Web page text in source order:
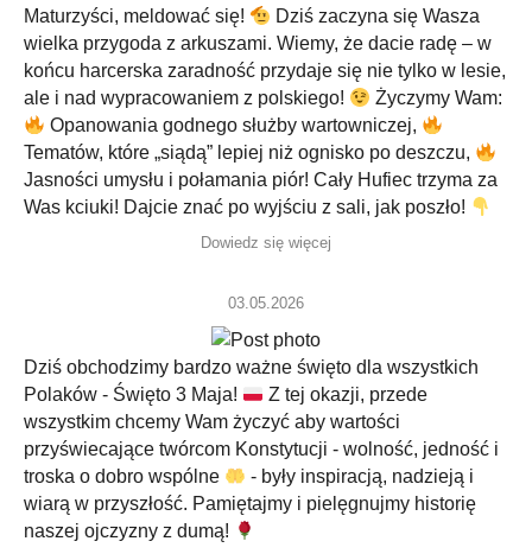
Maturzyści, meldować się!
Dziś zaczyna się Wasza
wielka przygoda z arkuszami. Wiemy, że dacie radę – w
końcu harcerska zaradność przydaje się nie tylko w lesie,
ale i nad wypracowaniem z polskiego!
Życzymy Wam:
Opanowania godnego służby wartowniczej,
Tematów, które „siądą” lepiej niż ognisko po deszczu,
Jasności umysłu i połamania piór! Cały Hufiec trzyma za
Was kciuki! Dajcie znać po wyjściu z sali, jak poszło!
Dowiedz się więcej
03.05.2026
Dziś obchodzimy bardzo ważne święto dla wszystkich
Polaków - Święto 3 Maja!
Z tej okazji, przede
wszystkim chcemy Wam życzyć aby wartości
przyświecające twórcom Konstytucji - wolność, jedność i
troska o dobro wspólne
- były inspiracją, nadzieją i
wiarą w przyszłość. Pamiętajmy i pielęgnujmy historię
naszej ojczyzny z dumą!